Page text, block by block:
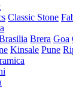
Classic Stone
Brera Goa
Kinsale Pune